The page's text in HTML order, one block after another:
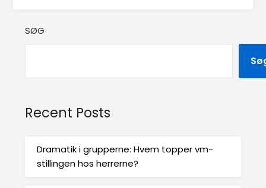
SØG
Recent Posts
Dramatik i grupperne: Hvem topper vm-
stillingen hos herrerne?